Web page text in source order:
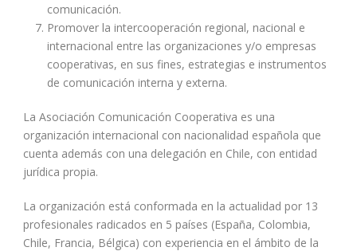
comunicación.
Promover la intercooperación regional, nacional e
internacional entre las organizaciones y/o empresas
cooperativas, en sus fines, estrategias e instrumentos
de comunicación interna y externa.
La Asociación Comunicación Cooperativa es una
organización internacional con nacionalidad española que
cuenta además con una delegación en Chile, con entidad
jurídica propia.
La organización está conformada en la actualidad por 13
profesionales radicados en 5 países (España, Colombia,
Chile, Francia, Bélgica) con experiencia en el ámbito de la